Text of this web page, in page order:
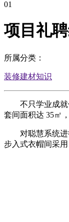
01
项目礼
所属分类：
装修建材知识
不只学业成就优
套间面积达 35㎡，
对聪慧系统进行
步入式衣帽间采